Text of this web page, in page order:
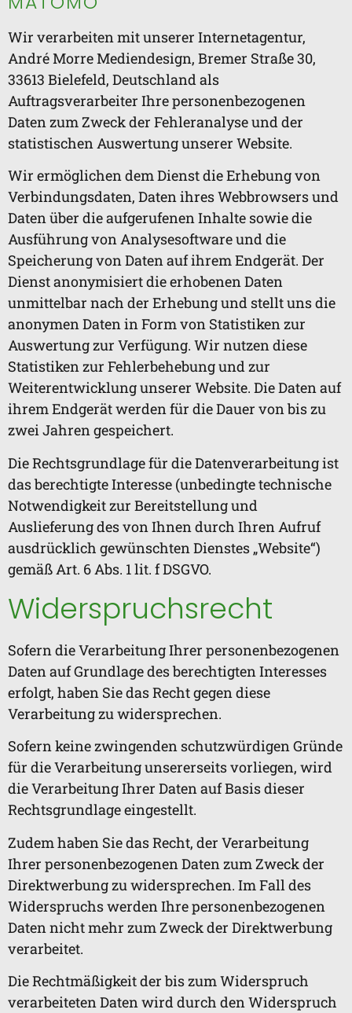
Wir verarbeiten mit unserer Internetagentur,
André Morre Mediendesign, Bremer Straße 30,
33613 Bielefeld, Deutschland als
Auftragsverarbeiter Ihre personenbezogenen
Daten zum Zweck der Fehleranalyse und der
statistischen Auswertung unserer Website.
Wir ermöglichen dem Dienst die Erhebung von
Verbindungsdaten, Daten ihres Webbrowsers und
Daten über die aufgerufenen Inhalte sowie die
Ausführung von Analysesoftware und die
Speicherung von Daten auf ihrem Endgerät. Der
Dienst anonymisiert die erhobenen Daten
unmittelbar nach der Erhebung und stellt uns die
anonymen Daten in Form von Statistiken zur
Auswertung zur Verfügung. Wir nutzen diese
Statistiken zur Fehlerbehebung und zur
Weiterentwicklung unserer Website. Die Daten auf
ihrem Endgerät werden für die Dauer von bis zu
zwei Jahren gespeichert.
Die Rechtsgrundlage für die Datenverarbeitung ist
das berechtigte Interesse (unbedingte technische
Notwendigkeit zur Bereitstellung und
Auslieferung des von Ihnen durch Ihren Aufruf
ausdrücklich gewünschten Dienstes „Website“)
gemäß Art. 6 Abs. 1 lit. f DSGVO.
Widerspruchsrecht
Sofern die Verarbeitung Ihrer personenbezogenen
Daten auf Grundlage des berechtigten Interesses
erfolgt, haben Sie das Recht gegen diese
Verarbeitung zu widersprechen.
Sofern keine zwingenden schutzwürdigen Gründe
für die Verarbeitung unsererseits vorliegen, wird
die Verarbeitung Ihrer Daten auf Basis dieser
Rechtsgrundlage eingestellt.
Zudem haben Sie das Recht, der Verarbeitung
Ihrer personenbezogenen Daten zum Zweck der
Direktwerbung zu widersprechen. Im Fall des
Widerspruchs werden Ihre personenbezogenen
Daten nicht mehr zum Zweck der Direktwerbung
verarbeitet.
Die Rechtmäßigkeit der bis zum Widerspruch
verarbeiteten Daten wird durch den Widerspruch